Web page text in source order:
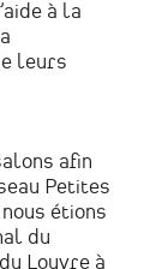
à la
leurs
afin
Petites
étions
du
Louvre à